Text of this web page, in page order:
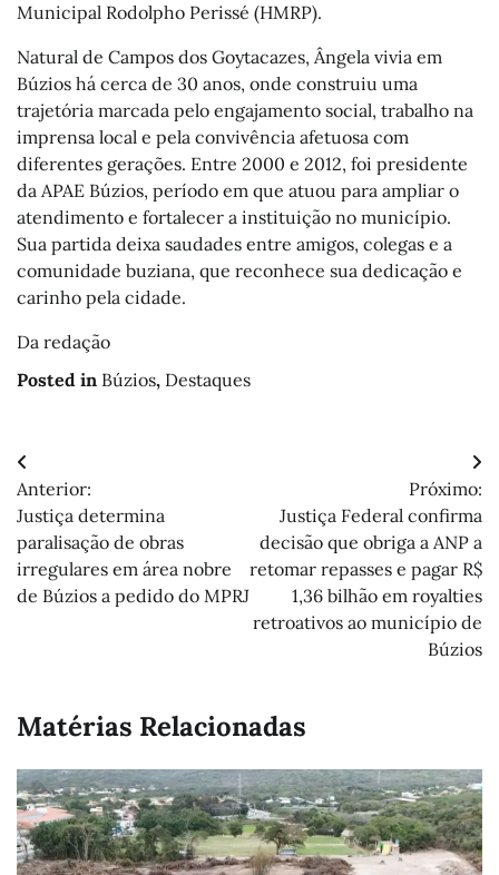
Municipal Rodolpho Perissé (HMRP).
Natural de Campos dos Goytacazes, Ângela vivia em
Búzios há cerca de 30 anos, onde construiu uma
trajetória marcada pelo engajamento social, trabalho na
imprensa local e pela convivência afetuosa com
diferentes gerações. Entre 2000 e 2012, foi presidente
da APAE Búzios, período em que atuou para ampliar o
atendimento e fortalecer a instituição no município.
Sua partida deixa saudades entre amigos, colegas e a
comunidade buziana, que reconhece sua dedicação e
carinho pela cidade.
Da redação
Posted in Búzios, Destaques
Navegação
de
Post
Anterior:
Justiça determina
paralisação de obras
irregulares em área nobre
de Búzios a pedido do MPRJ
Próximo:
Justiça Federal confirma
decisão que obriga a ANP a
retomar repasses e pagar R$
1,36 bilhão em royalties
retroativos ao município de
Búzios
Matérias Relacionadas